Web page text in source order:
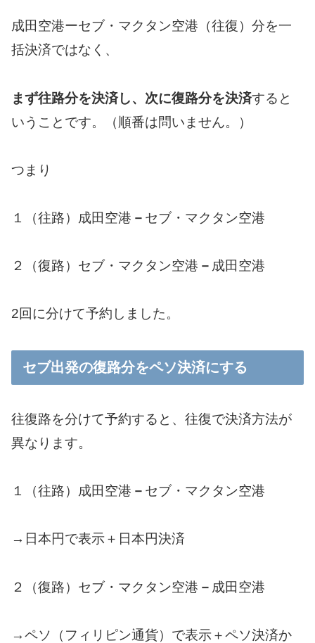
成田空港ーセブ・マクタン空港（往復）分を一
括決済ではなく、
まず往路分を決済し、次に復路分を決済すると
いうことです。（順番は問いません。）
つまり
１（往路）成田空港 － セブ・マクタン空港
２（復路）セブ・マクタン空港 － 成田空港
2回に分けて予約しました。
セブ出発の復路分をペソ決済にする
往復路を分けて予約すると、往復で決済方法が
異なります。
１（往路）成田空港 － セブ・マクタン空港
→日本円で表示＋日本円決済
２（復路）セブ・マクタン空港 － 成田空港
→ペソ（フィリピン通貨）で表示＋ペソ決済か